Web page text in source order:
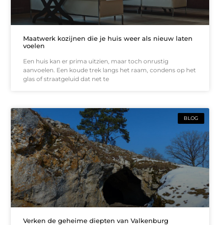
Maatwerk kozijnen die je huis weer als nieuw laten
voelen
Een huis kan er prima uitzien, maar toch onrustig
aanvoelen. Een koude trek langs het raam, condens op het
glas of straatgeluid dat net te
BLOG
Verken de geheime diepten van Valkenburg